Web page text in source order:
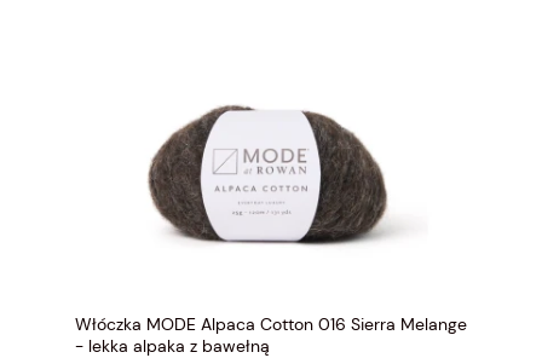
Włóczka MODE Alpaca Cotton 016 Sierra Melange
- lekka alpaka z bawełną